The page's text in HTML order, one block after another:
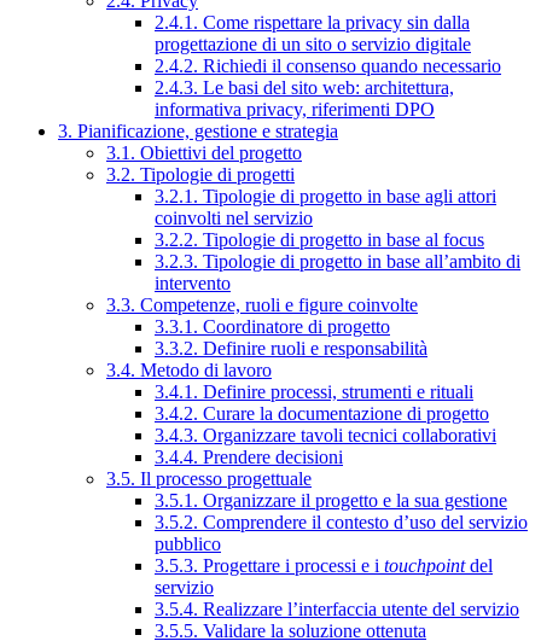
2.4.1. Come rispettare la privacy sin dalla
progettazione di un sito o servizio digitale
2.4.2. Richiedi il consenso quando necessario
2.4.3. Le basi del sito web: architettura,
informativa privacy, riferimenti DPO
3. Pianificazione, gestione e strategia
3.1. Obiettivi del progetto
3.2. Tipologie di progetti
3.2.1. Tipologie di progetto in base agli attori
coinvolti nel servizio
3.2.2. Tipologie di progetto in base al focus
3.2.3. Tipologie di progetto in base all’ambito di
intervento
3.3. Competenze, ruoli e figure coinvolte
3.3.1. Coordinatore di progetto
3.3.2. Definire ruoli e responsabilità
3.4. Metodo di lavoro
3.4.1. Definire processi, strumenti e rituali
3.4.2. Curare la documentazione di progetto
3.4.3. Organizzare tavoli tecnici collaborativi
3.4.4. Prendere decisioni
3.5. Il processo progettuale
3.5.1. Organizzare il progetto e la sua gestione
3.5.2. Comprendere il contesto d’uso del servizio
pubblico
3.5.3. Progettare i processi e i touchpointdel
servizio
3.5.4. Realizzare l’interfaccia utente del servizio
3.5.5. Validare la soluzione ottenuta